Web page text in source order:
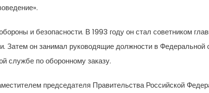
и безопасности. В 1993 году он стал советником
Затем он занимал руководящие должности в
службе по оборонному заказу.
председателя Правительства Российской